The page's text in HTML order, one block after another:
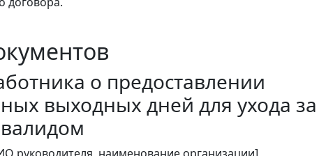
о предоставлении
выходных дней для ухода за